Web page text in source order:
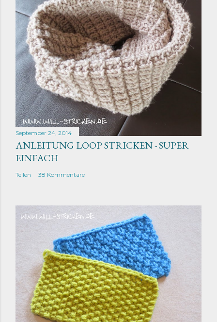
September 24, 2014
ANLEITUNG LOOP STRICKEN - SUPER
EINFACH
Teilen 38 Kommentare